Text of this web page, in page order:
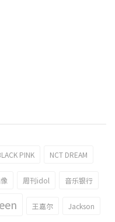
PINK NCT DREAM
周刊idol 音乐银行
王嘉尔 Jackson